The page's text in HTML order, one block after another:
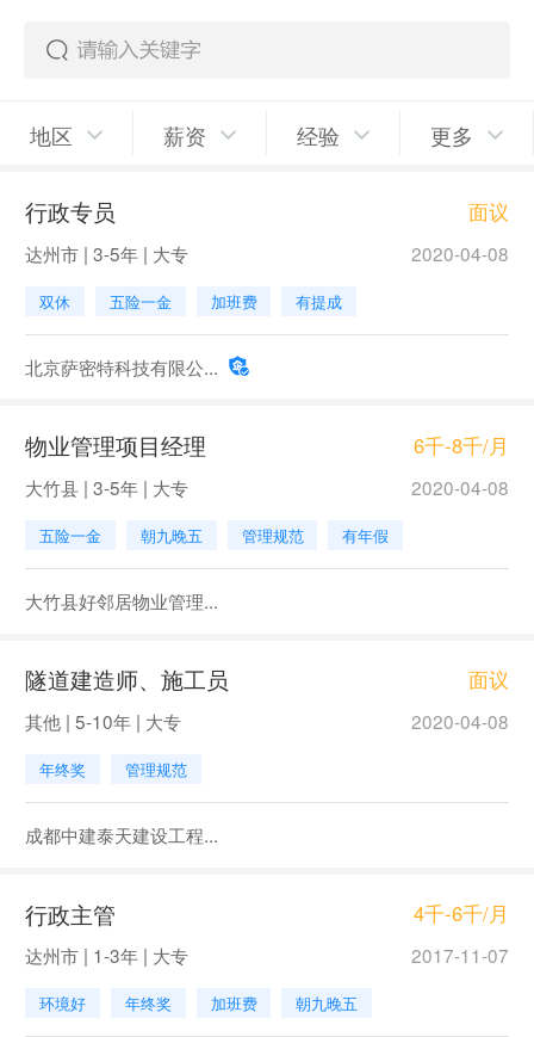
地区 薪资 经验 更多
行政专员 面议
达州市 | 3-5年 | 大专 2020-04-08
双休 五险一金 加班费 有提成
北京萨密特科技有限公...
物业管理项目经理 6千-8千/月
大竹县 | 3-5年 | 大专 2020-04-08
五险一金 朝九晚五 管理规范 有年假
大竹县好邻居物业管理...
隧道建造师、施工员 面议
其他 | 5-10年 | 大专 2020-04-08
年终奖 管理规范
成都中建泰天建设工程...
行政主管 4千-6千/月
达州市 | 1-3年 | 大专 2017-11-07
环境好 年终奖 加班费 朝九晚五